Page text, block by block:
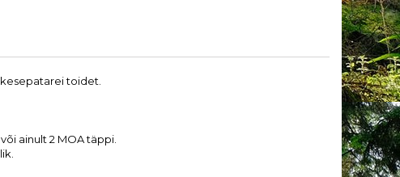
toidet.
ainult 2 MOA täppi.